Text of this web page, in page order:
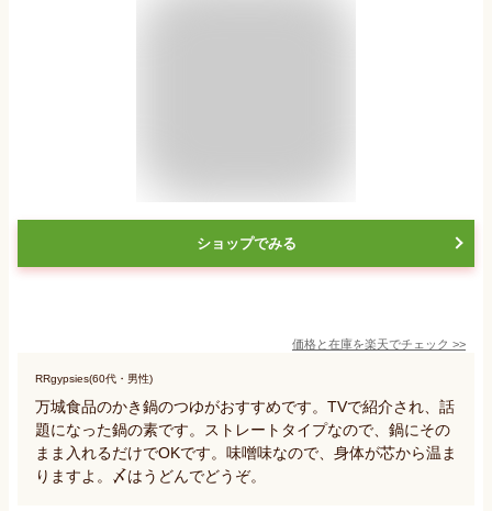
ショップでみる
価格と在庫を楽天でチェック >>
RRgypsies(60代・男性)
万城食品のかき鍋のつゆがおすすめです。TVで紹介され、話
題になった鍋の素です。ストレートタイプなので、鍋にその
まま入れるだけでOKです。味噌味なので、身体が芯から温ま
りますよ。〆はうどんでどうぞ。